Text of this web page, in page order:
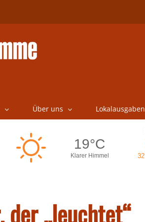
Über uns Lokalausgaben
der „leuchtet“